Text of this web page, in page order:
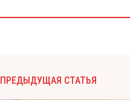
ПРЕДЫДУЩАЯ СТАТЬЯ